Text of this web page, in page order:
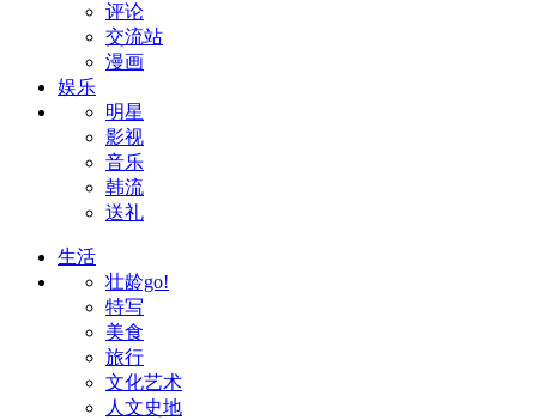
评论
交流站
漫画
娱乐
明星
影视
音乐
韩流
送礼
生活
壮龄go!
特写
美食
旅行
文化艺术
人文史地